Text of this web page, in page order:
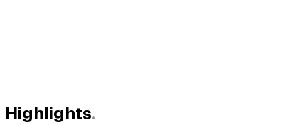
Highlights